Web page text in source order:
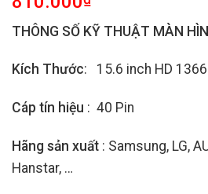
out of 5
based on
customer
THÔNG SỐ KỸ THUẬT MÀN
Kích Thước: 15.6 inch HD
Cáp tín hiệu : 40 Pin
Hãng sản xuất : Samsung, LG,
Hanstar, …